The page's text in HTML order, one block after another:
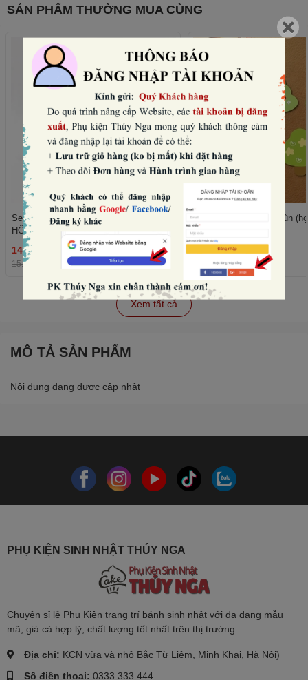
SẢN PHẨM THƯỜNG MUA CÙNG
Set 10 mũ sinh nhật hình vương miện-
HỒNG NHẠT (con voi).
14.400₫
15.000₫
THÊM
Set 50 cây giấy xanh lùn
trái tim).
11.520₫
12.000₫ -4%
Xem tất cả
MÔ TẢ SẢN PHẨM
Nội dung đang được cập nhật
PHỤ KIỆN SINH NHẬT THÚY NGA
Chuyên sỉ lẻ Phụ Kiện trang trí bánh sinh nhật với đa dạng mẫu
mã, giá cả hợp lý, chất lượng tốt nhất trên thị trường
Địa chỉ: KCN vừa và nhỏ Bắc Từ Liêm, Minh Khai, Hà Nội)
Số điện thoại: 0333.333.444